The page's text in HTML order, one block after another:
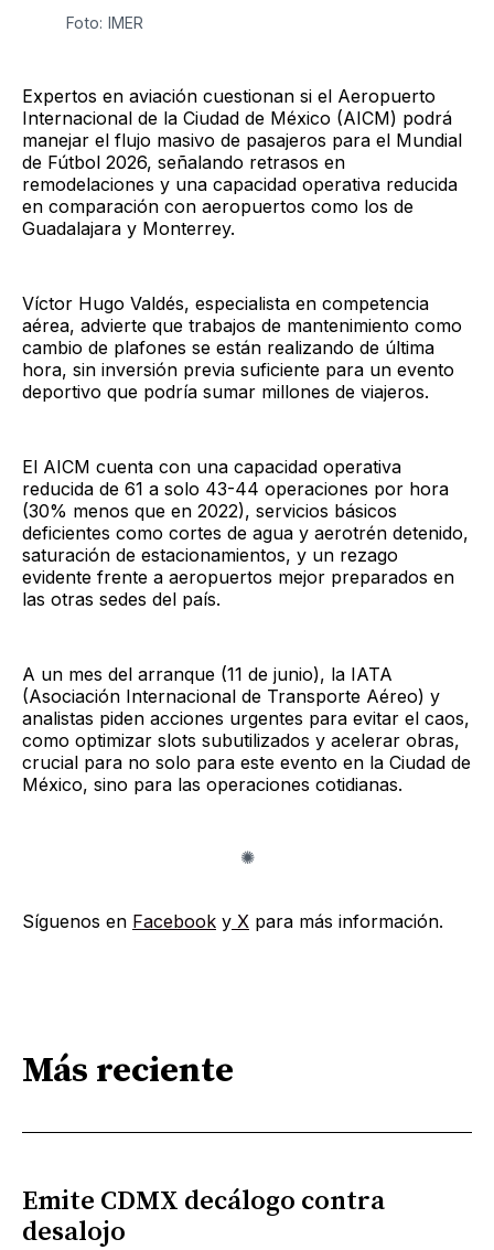
Foto: IMER
Expertos en aviación cuestionan si el Aeropuerto
Internacional de la Ciudad de México (AICM) podrá
manejar el flujo masivo de pasajeros para el Mundial
de Fútbol 2026, señalando retrasos en
remodelaciones y una capacidad operativa reducida
en comparación con aeropuertos como los de
Guadalajara y Monterrey.
Víctor Hugo Valdés, especialista en competencia
aérea, advierte que trabajos de mantenimiento como
cambio de plafones se están realizando de última
hora, sin inversión previa suficiente para un evento
deportivo que podría sumar millones de viajeros.
El AICM cuenta con una capacidad operativa
reducida de 61 a solo 43-44 operaciones por hora
(30% menos que en 2022), servicios básicos
deficientes como cortes de agua y aerotrén detenido,
saturación de estacionamientos, y un rezago
evidente frente a aeropuertos mejor preparados en
las otras sedes del país.
A un mes del arranque (11 de junio), la IATA
(Asociación Internacional de Transporte Aéreo) y
analistas piden acciones urgentes para evitar el caos,
como optimizar slots subutilizados y acelerar obras,
crucial para no solo para este evento en la Ciudad de
México, sino para las operaciones cotidianas.
Síguenos en Facebook y X para más información.
Más reciente
Emite CDMX decálogo contra
desalojo